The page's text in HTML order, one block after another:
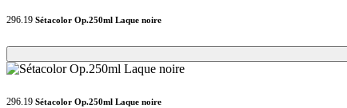
296.19 Sétacolor Op.250ml Laque noire
Loading...
Loading...
296.19 Sétacolor Op.250ml Laque noire